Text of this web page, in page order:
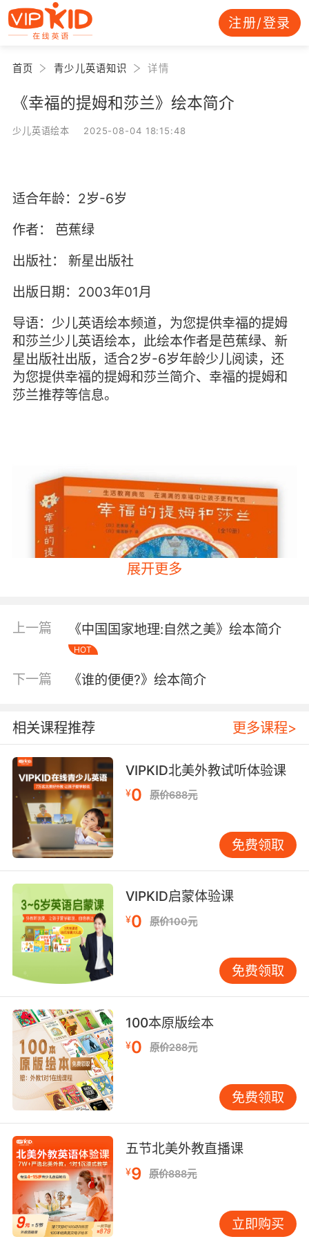
注册/登录
首页 青少儿英语知识 详情
《幸福的提姆和莎兰》绘本简介
少儿英语绘本 2025-08-04 18:15:48
适合年龄：2岁-6岁
作者：
芭蕉绿
出版社：
新星出版社
出版日期：2003年01月
导语：少儿英语绘本频道，为您提供幸福的提姆
和莎兰少儿英语绘本，此绘本作者是芭蕉绿、新
星出版社出版，适合2岁-6岁年龄少儿阅读，还
为您提供幸福的提姆和莎兰简介、幸福的提姆和
莎兰推荐等信息。
内容简介
圆嘟嘟的身体、黑曜石一般的眼睛、粉红的耳朵
和脸颊，这是提姆和莎兰，一对可爱的双胞胎小
老鼠。自1989年诞生以来，一直是无数孩子的童
年挚爱。提姆和莎兰在家人的关爱下成长，每天
都有新鲜有趣的故事：快乐自在的玩耍、家庭的
亲情传递、与邻里的交往、与新伙伴的相识……故
事娓娓道来，笔调舒缓有致，读来就像是孩子自
己身边的人和事一样，贴近孩子的心灵。字里行
间满满的都是爱与幸福。 故事背后还蕴含着
充满智慧的道理，孩子在享受阅读乐趣的同时，
能自然地养成感恩、分享、乐于付出、积极探索
等优秀的品格。在每一天的生活小事里培养出孩
子的气质，水到渠成地帮助孩子的成长。所以，
数十年来，无数爸爸妈妈把“幸福的提姆和莎兰”
送给孩子当礼物。日本全国图书馆理事会、日本
图书馆协会还把这套书指定为必选图书。
媒体评论
我们在家里野餐吧
展开更多
上一篇 《中国国家地理:自然之美》绘本简介
HOT
下一篇 《谁的便便?》绘本简介
相关课程推荐 更多课程>
VIPKID北美外教试听体验课
¥0 原价688元
免费领取
VIPKID启蒙体验课
¥0 原价100元
免费领取
100本原版绘本
¥0 原价288元
免费领取
五节北美外教直播课
¥9 原价888元
立即购买